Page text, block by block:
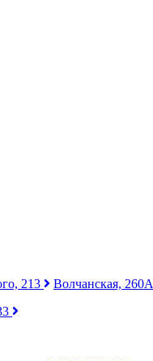
213 Волчанская, 260А